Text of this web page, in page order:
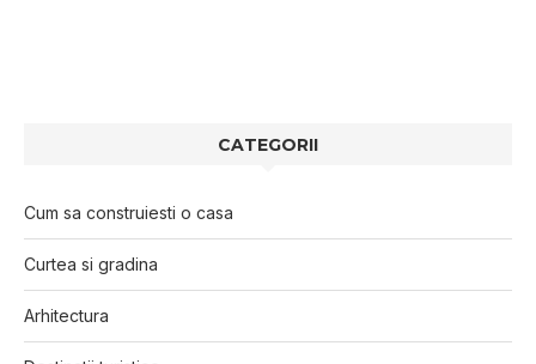
CATEGORII
Cum sa construiesti o casa
Curtea si gradina
Arhitectura